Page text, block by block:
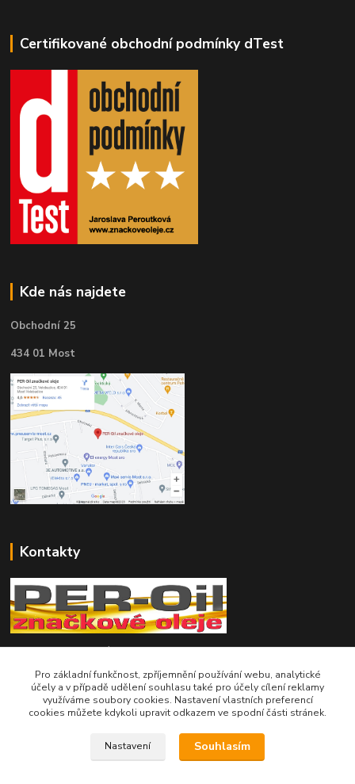
Certifikované obchodní podmínky dTest
Kde nás najdete
Obchodní 25
434 01 Most
Kontakty
Telefon pro technické dotazy: 775 113 255
Telefon do našeho obchodu : 774 993 479
info@znackoveoleje.cz
Pro základní funkčnost, zpříjemnění používání webu, analytické
účely a v případě udělení souhlasu také pro účely cílení reklamy
využíváme soubory cookies. Nastavení vlastních preferencí
cookies můžete kdykoli upravit odkazem ve spodní části stránek.
Nastavení Souhlasím